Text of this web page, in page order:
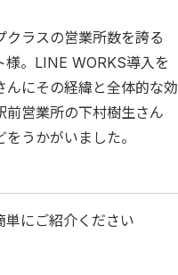
ラスの営業所数を誇る
様。LINE WORKS導入を
にその経緯と全体的な効
前営業所の下村樹生さん
うかがいました。
単にご紹介ください